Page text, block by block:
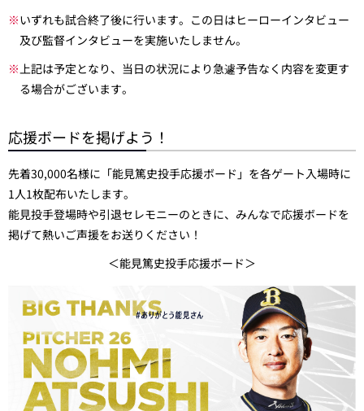
※いずれも試合終了後に行います。この日はヒーローインタビュー
及び監督インタビューを実施いたしません。
※上記は予定となり、当日の状況により急遽予告なく内容を変更す
る場合がございます。
応援ボードを掲げよう！
先着30,000名様に「能見篤史投手応援ボード」を各ゲート入場時に
1人1枚配布いたします。
能見投手登場時や引退セレモニーのときに、みんなで応援ボードを
掲げて熱いご声援をお送りください！
＜能見篤史投手応援ボード＞